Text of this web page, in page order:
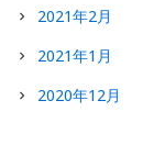
2021年2月
2021年1月
2020年12月